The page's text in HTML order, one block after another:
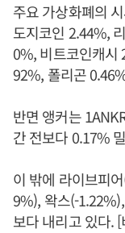
주요 가상화폐의
도지코인 2.44%,
0%, 비트코인캐시
92%, 폴리곤
반면 앵커는
간 전보다 0.17%
이 밖에 라이브피
9%), 왁스(-
보다 내리고 있다.